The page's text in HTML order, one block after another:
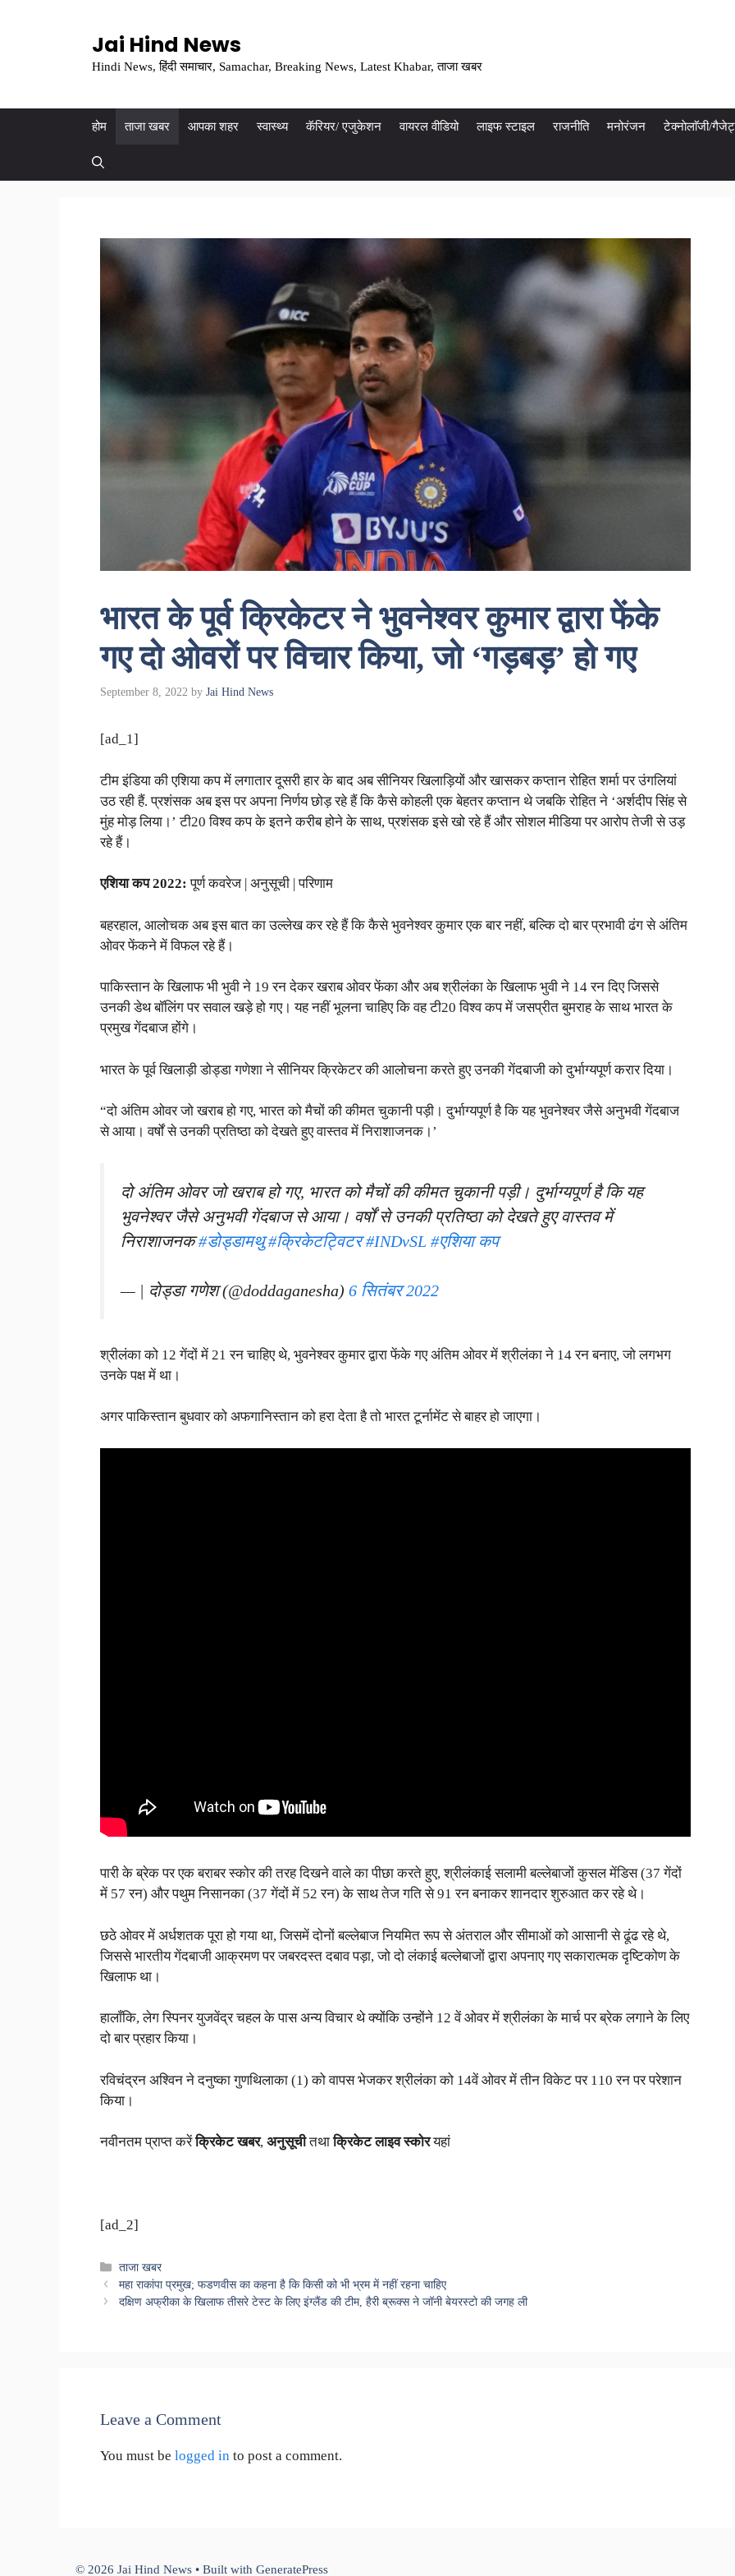
Jai Hind News
Hindi News, हिंदी समाचार, Samachar, Breaking News, Latest Khabar, ताजा खबर
होम ताजा खबर आपका शहर स्वास्थ्य कॅरियर/ एजुकेशन वायरल वीडियो लाइफ स्टाइल राजनीति मनोरंजन टेक्नाेलाॅजी/
भारत के पूर्व क्रिकेटर ने भुवनेश्वर कुमार द्वारा फेंके
गए दो ओवरों पर विचार किया, जो ‘गड़बड़’ हो गए
September 8, 2022 by Jai Hind News
[ad_1]
टीम इंडिया की एशिया कप में लगातार दूसरी हार के बाद अब सीनियर खिलाड़ियों और खासकर कप्तान रोहित शर्मा पर उंगलियां
उठ रही हैं. प्रशंसक अब इस पर अपना निर्णय छोड़ रहे हैं कि कैसे कोहली एक बेहतर कप्तान थे जबकि रोहित ने ‘अर्शदीप सिंह से
मुंह मोड़ लिया।’ टी20 विश्व कप के इतने करीब होने के साथ, प्रशंसक इसे खो रहे हैं और सोशल मीडिया पर आरोप तेजी से उड़
रहे हैं।
एशिया कप 2022:पूर्ण कवरेज | अनुसूची | परिणाम
बहरहाल, आलोचक अब इस बात का उल्लेख कर रहे हैं कि कैसे भुवनेश्वर कुमार एक बार नहीं, बल्कि दो बार प्रभावी ढंग से अंतिम
ओवर फेंकने में विफल रहे हैं।
पाकिस्तान के खिलाफ भी भुवी ने 19 रन देकर खराब ओवर फेंका और अब श्रीलंका के खिलाफ भुवी ने 14 रन दिए जिससे
उनकी डेथ बॉलिंग पर सवाल खड़े हो गए। यह नहीं भूलना चाहिए कि वह टी20 विश्व कप में जसप्रीत बुमराह के साथ भारत के
प्रमुख गेंदबाज होंगे।
भारत के पूर्व खिलाड़ी डोड्डा गणेशा ने सीनियर क्रिकेटर की आलोचना करते हुए उनकी गेंदबाजी को दुर्भाग्यपूर्ण करार दिया।
“दो अंतिम ओवर जो खराब हो गए, भारत को मैचों की कीमत चुकानी पड़ी। दुर्भाग्यपूर्ण है कि यह भुवनेश्वर जैसे अनुभवी गेंदबाज
से आया। वर्षों से उनकी प्रतिष्ठा को देखते हुए वास्तव में निराशाजनक।’
दो अंतिम ओवर जो खराब हो गए, भारत को मैचों की कीमत चुकानी पड़ी। दुर्भाग्यपूर्ण है कि यह
भुवनेश्वर जैसे अनुभवी गेंदबाज से आया। वर्षों से उनकी प्रतिष्ठा को देखते हुए वास्तव में
निराशाजनक#डोड्डामथु #क्रिकेटट्विटर #INDvSL #एशिया कप
— | दोड्डा गणेश (@doddaganesha) 6 सितंबर 2022
श्रीलंका को 12 गेंदों में 21 रन चाहिए थे, भुवनेश्वर कुमार द्वारा फेंके गए अंतिम ओवर में श्रीलंका ने 14 रन बनाए, जो लगभग
उनके पक्ष में था।
अगर पाकिस्तान बुधवार को अफगानिस्तान को हरा देता है तो भारत टूर्नामेंट से बाहर हो जाएगा।
पारी के ब्रेक पर एक बराबर स्कोर की तरह दिखने वाले का पीछा करते हुए, श्रीलंकाई सलामी बल्लेबाजों कुसल मेंडिस (37 गेंदों
में 57 रन) और पथुम निसानका (37 गेंदों में 52 रन) के साथ तेज गति से 91 रन बनाकर शानदार शुरुआत कर रहे थे।
छठे ओवर में अर्धशतक पूरा हो गया था, जिसमें दोनों बल्लेबाज नियमित रूप से अंतराल और सीमाओं को आसानी से ढूंढ रहे थे,
जिससे भारतीय गेंदबाजी आक्रमण पर जबरदस्त दबाव पड़ा, जो दो लंकाई बल्लेबाजों द्वारा अपनाए गए सकारात्मक दृष्टिकोण के
खिलाफ था।
हालाँकि, लेग स्पिनर युजवेंद्र चहल के पास अन्य विचार थे क्योंकि उन्होंने 12 वें ओवर में श्रीलंका के मार्च पर ब्रेक लगाने के लिए
दो बार प्रहार किया।
रविचंद्रन अश्विन ने दनुष्का गुणथिलाका (1) को वापस भेजकर श्रीलंका को 14वें ओवर में तीन विकेट पर 110 रन पर परेशान
किया।
नवीनतम प्राप्त करेंक्रिकेट खबर, अनुसूचीतथाक्रिकेट लाइव स्कोरयहां
[ad_2]
Categories
ताजा खबर
महा राकांपा प्रमुख; फडणवीस का कहना है कि किसी को भी भ्रम में नहीं रहना चाहिए
दक्षिण अफ्रीका के खिलाफ तीसरे टेस्ट के लिए इंग्लैंड की टीम, हैरी ब्रूक्स ने जॉनी बेयरस्टो की जगह ली
Leave a Comment
You must be logged in to post a comment.
© 2026 Jai Hind News • Built with GeneratePress